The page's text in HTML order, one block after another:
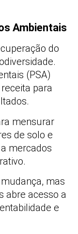
Ambientais
do
(PSA)
para
mensurar
de solo e
mercados
mas
abre acesso a
e